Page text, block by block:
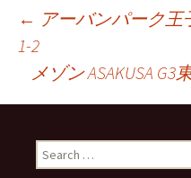
Post
← アーバンパーク
1-2
メゾン ASAKUSA
e